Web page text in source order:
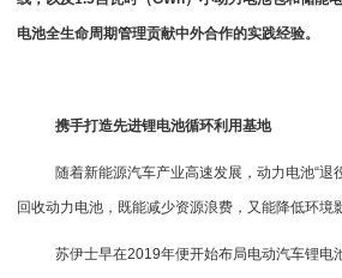
电池全生命周期管理贡献中外合作的实践经验。
携手打造先进锂电池循环利用基地
随着新能源汽车产业高速发展，动力电池“
回收动力电池，既能减少资源浪费，又能降低环境
苏伊士早在2019年便开始布局电动汽车锂电